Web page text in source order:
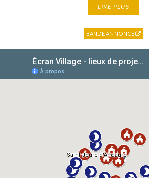
LIRE PLUS
BANDE ANNONCE